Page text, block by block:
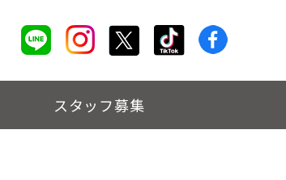
スタッフ募集